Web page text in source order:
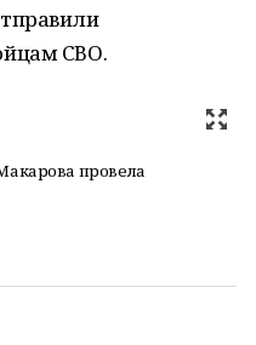
СВО.
провела